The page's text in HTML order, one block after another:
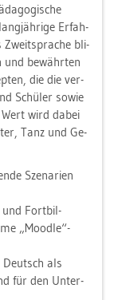
Er­fah­
Zweit­spra­che bli­
und be­währ­ten
die die ver­
Schü­ler sowie
wird dabei
Tanz und Ge­
Sze­na­ri­en
und Fort­bil­
„Mood­le“-
als
für den Un­ter­